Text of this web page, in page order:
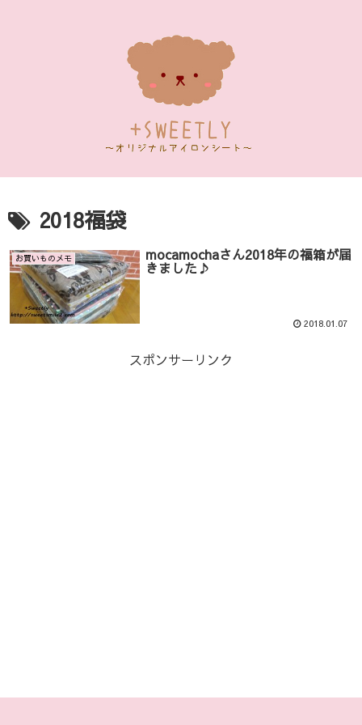
2018福袋
お買いものメモ mocamochaさん2018年の福箱が届
きました♪
2018.01.07
スポンサーリンク